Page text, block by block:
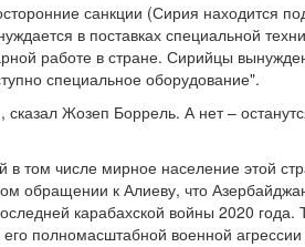
санкции (Сирия находится
в поставках специальной
работе в стране. Сирийцы
специальное оборудование".
Жозеп Боррель. А нет –
том числе мирное население этой
обращении к Алиеву, что
карабахской войны 2020 года.
полномасштабной военной